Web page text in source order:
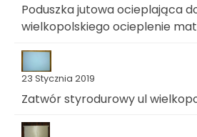
Poduszka jutowa ocieplająca
wielkopolskiego ocieplenie
23 Stycznia 2019
Zatwór styrodurowy ul